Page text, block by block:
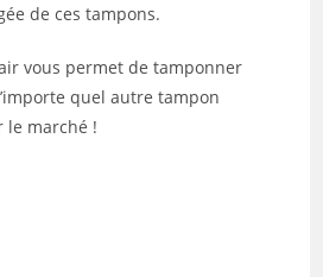
de ces tampons.
vous permet de tamponner
quel autre tampon
le marché !